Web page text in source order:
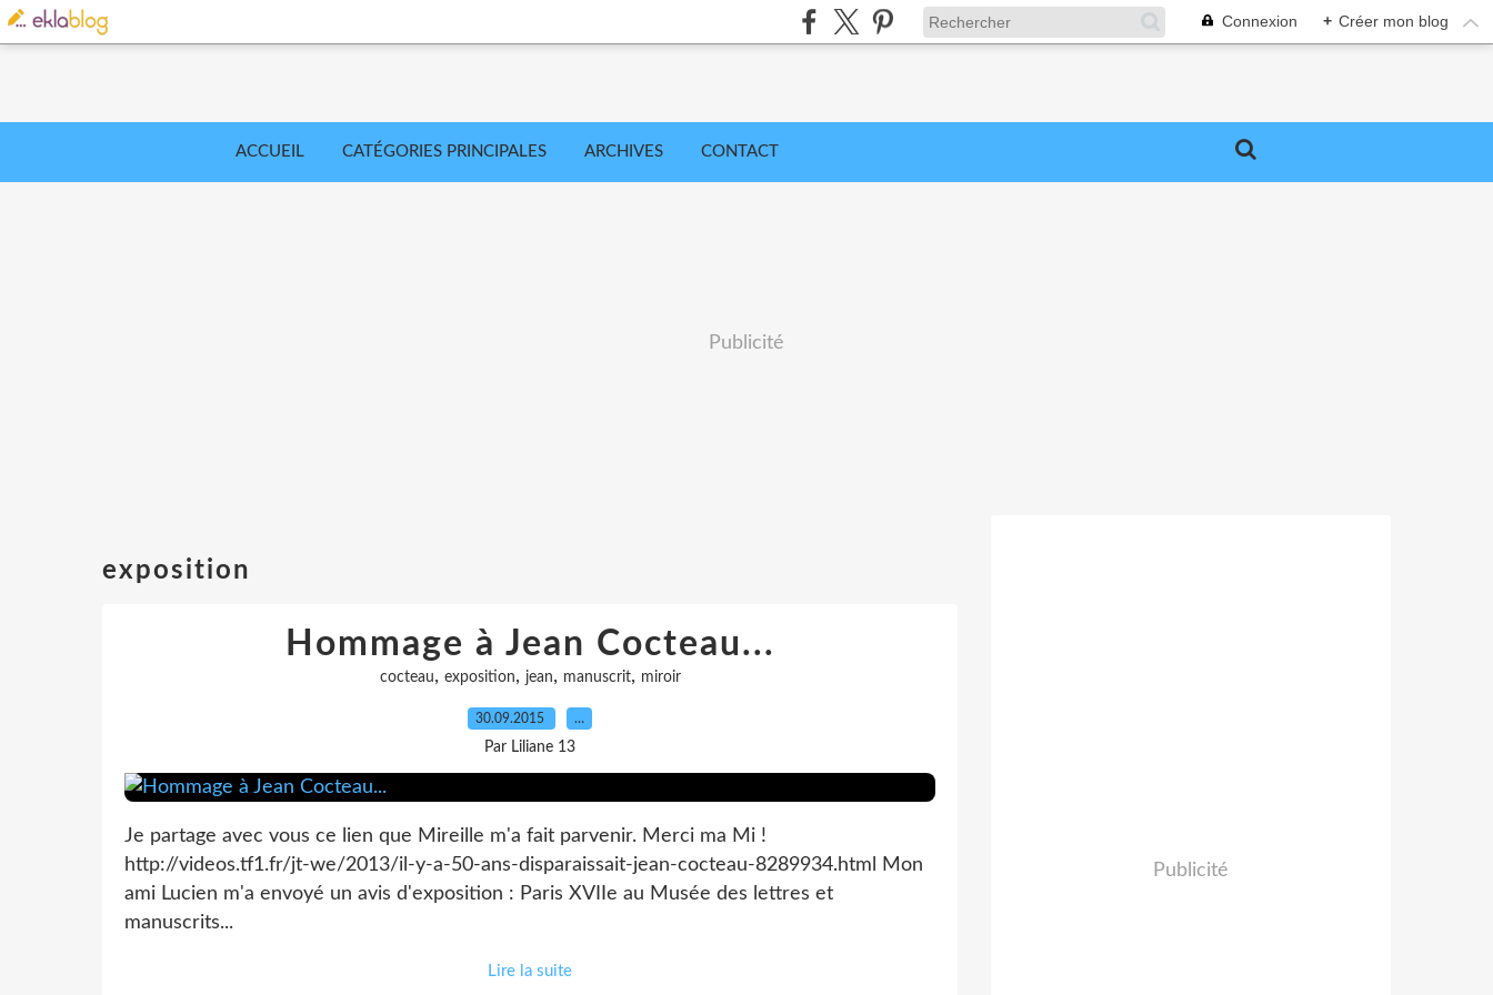
Connexion + Créer mon blog
ACCUEIL CATÉGORIES PRINCIPALES ARCHIVES CONTACT
Publicité
exposition
Hommage à Jean Cocteau...
cocteau, exposition, jean, manuscrit, miroir
30.09.2015 …
Par Liliane 13
Je partage avec vous ce lien que Mireille m'a fait parvenir. Merci ma Mi !
http://videos.tf1.fr/jt-we/2013/il-y-a-50-ans-disparaissait-jean-cocteau-8289934.html Mon
ami Lucien m'a envoyé un avis d'exposition : Paris XVIIe au Musée des lettres et
manuscrits...
Lire la suite
Publicité